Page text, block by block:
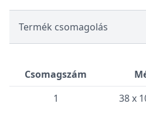
Termék csomagolás
Csomagszám
1
38 x